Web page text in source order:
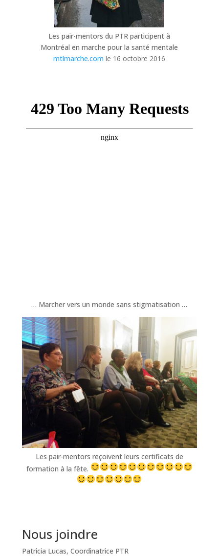
Les pair-mentors du PTR participent à
Montréal en marche pour la santé mentale
mtlmarche.com le 16 octobre 2016
… Marcher vers un monde sans stigmatisation …
Les pair-mentors reçoivent leurs certificats de
formation à la fête.
Nous joindre
Patricia Lucas, Coordinatrice PTR